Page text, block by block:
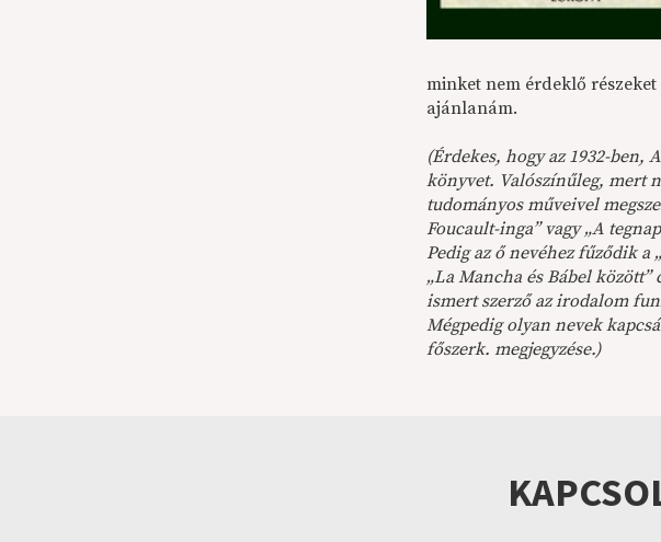
minket nem érdeklő
ajánlanám.
(Érdekes, hogy az 1932-
könyvet. Valószínűleg, mert
tudományos műveivel
Foucault-inga” vagy „A
Pedig az ő nevéhez fűződik
„La Mancha és Bábel
ismert szerző az irodalom
Mégpedig olyan nevek
főszerk. megjegyzése.)